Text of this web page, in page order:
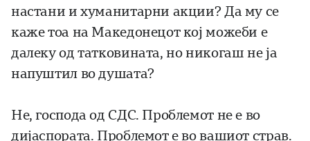
настани и хуманитарни акции? Да му се
каже тоа на Македонецот кој можеби е
далеку од татковината, но никогаш не ја
напуштил во душата?
Не, господа од СДС. Проблемот не е во
дијаспората. Проблемот е во вашиот страв.